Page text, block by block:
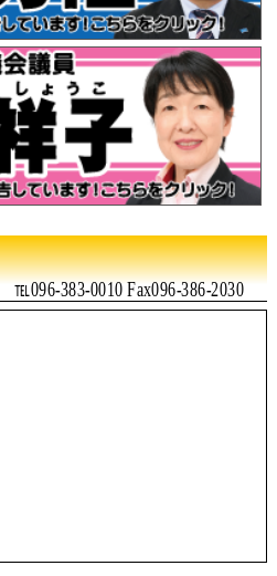
℡096-383-0010 Fax096-386-2030